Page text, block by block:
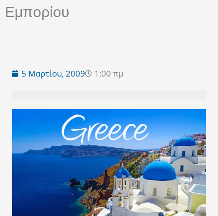
Εμπορίου
5 Μαρτίου, 2009 1:00 πμ